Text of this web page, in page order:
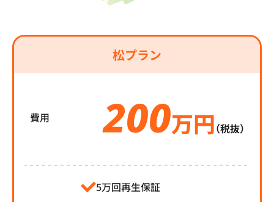
松プラン
費用 200万円（税抜）
5万回再生保証